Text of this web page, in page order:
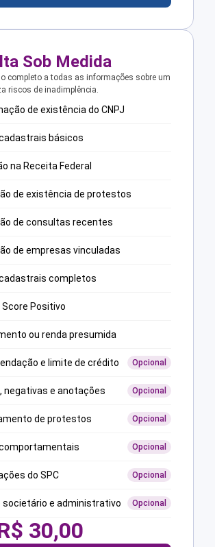
Sob Medida
completo a todas as informações sobre um
riscos de inadimplência.
de existência do CNPJ
básicos
na Receita Federal
de existência de protestos
de consultas recentes
de empresas vinculadas
completos
Score Positivo
ou renda presumida
e limite de crédito Opcional
negativas e anotações Opcional
de protestos Opcional
Opcional
do SPC Opcional
societário e administrativo Opcional
30,00